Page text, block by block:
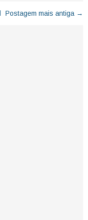
Postagem mais antiga →